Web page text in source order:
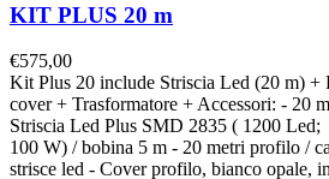
KIT PLUS 20 m
€575,00
Kit Plus 20 include Striscia Led (20 m)
cover + Trasformatore + Accessori: - 20
Striscia Led Plus SMD 2835 ( 1200
100 W) / bobina 5 m - 20 metri profilo /
strisce led - Cover profilo, bianco opale,